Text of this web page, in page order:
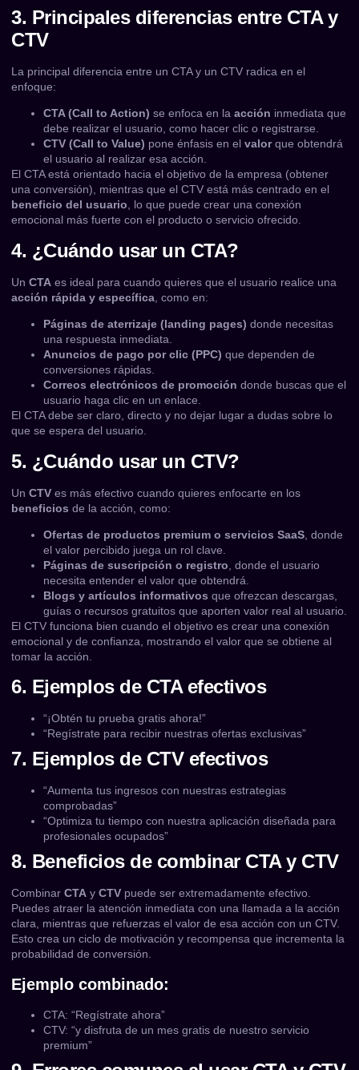
3. Principales diferencias entre CTA y
CTV
La principal diferencia entre un CTA y un CTV radica en el
enfoque:
CTA (Call to Action) se enfoca en la acción inmediata que
debe realizar el usuario, como hacer clic o registrarse.
CTV (Call to Value) pone énfasis en el valorque obtendrá
el usuario al realizar esa acción.
El CTA está orientado hacia el objetivo de la empresa (obtener
una conversión), mientras que el CTV está más centrado en el
beneficio del usuario, lo que puede crear una conexión
emocional más fuerte con el producto o servicio ofrecido.
4. ¿Cuándo usar un CTA?
Un CTA es ideal para cuando quieres que el usuario realice una
acción rápida y específica , como en:
Páginas de aterrizaje (landing pages) donde necesitas
una respuesta inmediata.
Anuncios de pago por clic (PPC) que dependen de
conversiones rápidas.
Correos electrónicos de promoción donde buscas que el
usuario haga clic en un enlace.
El CTA debe ser claro, directo y no dejar lugar a dudas sobre lo
que se espera del usuario.
5. ¿Cuándo usar un CTV?
Un CTV es más efectivo cuando quieres enfocarte en los
beneficios de la acción, como:
Ofertas de productos premium o servicios SaaS , donde
el valor percibido juega un rol clave.
Páginas de suscripción o registro , donde el usuario
necesita entender el valor que obtendrá.
Blogs y artículos informativos que ofrezcan descargas,
guías o recursos gratuitos que aporten valor real al usuario.
El CTV funciona bien cuando el objetivo es crear una conexión
emocional y de confianza, mostrando el valor que se obtiene al
tomar la acción.
6. Ejemplos de CTA efectivos
“¡Obtén tu prueba gratis ahora!”
“Regístrate para recibir nuestras ofertas exclusivas”
7. Ejemplos de CTV efectivos
“Aumenta tus ingresos con nuestras estrategias
comprobadas”
“Optimiza tu tiempo con nuestra aplicación diseñada para
profesionales ocupados”
8. Beneficios de combinar CTA y CTV
Combinar CTA y CTV puede ser extremadamente efectivo.
Puedes atraer la atención inmediata con una llamada a la acción
clara, mientras que refuerzas el valor de esa acción con un CTV.
Esto crea un ciclo de motivación y recompensa que incrementa la
probabilidad de conversión.
Ejemplo combinado:
CTA: “Regístrate ahora”
CTV: “y disfruta de un mes gratis de nuestro servicio
premium”